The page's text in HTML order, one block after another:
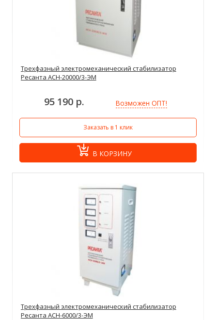
Трехфазный электромеханический стабилизатор
Ресанта АСН-20000/3-ЭМ
95 190 р. Возможен ОПТ!
Заказать в 1 клик
В КОРЗИНУ
Трехфазный электромеханический стабилизатор
Ресанта АСН-6000/3-ЭМ